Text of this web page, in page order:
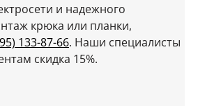
и надежного
крюка или планки,
133-87-66. Наши специалисты
скидка 15%.